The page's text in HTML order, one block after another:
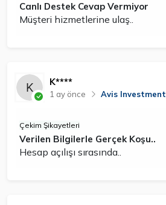
Canlı Destek Cevap Vermiyor
Müşteri hizmetlerine ulaş..
K****
1 ay önce Avis Investment
Çekim Şikayetleri
Verilen Bilgilerle Gerçek Koşu..
Hesap açılışı sırasında..